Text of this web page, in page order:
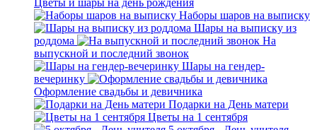
Цветы и шары на день рождения
Наборы шаров на выписку
Шары на выписку из
роддома
На
выпускной и последний звонок
Шары на гендер-
вечеринку
Оформление свадьбы и девичника
Подарки на День матери
Цветы на 1 сентября